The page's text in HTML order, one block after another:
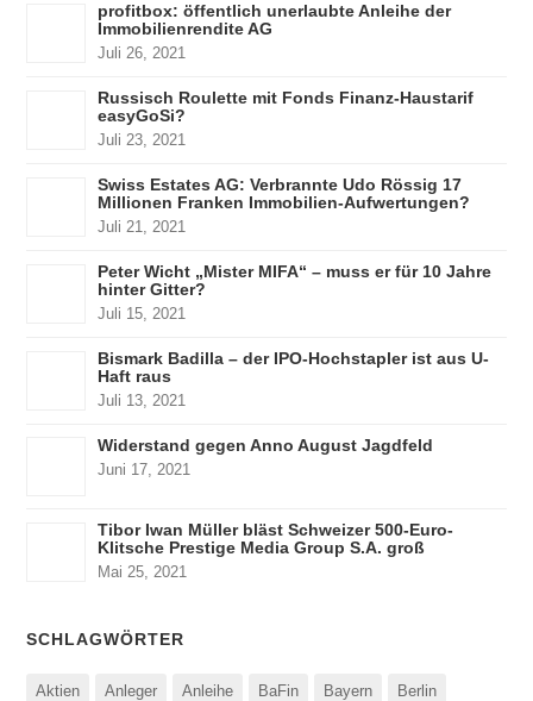
profitbox: öffentlich unerlaubte Anleihe der
Immobilienrendite AG
Juli 26, 2021
Russisch Roulette mit Fonds Finanz-Haustarif
easyGoSi?
Juli 23, 2021
Swiss Estates AG: Verbrannte Udo Rössig 17
Millionen Franken Immobilien-Aufwertungen?
Juli 21, 2021
Peter Wicht „Mister MIFA“ – muss er für 10 Jahre
hinter Gitter?
Juli 15, 2021
Bismark Badilla – der IPO-Hochstapler ist aus U-
Haft raus
Juli 13, 2021
Widerstand gegen Anno August Jagdfeld
Juni 17, 2021
Tibor Iwan Müller bläst Schweizer 500-Euro-
Klitsche Prestige Media Group S.A. groß
Mai 25, 2021
SCHLAGWÖRTER
Aktien Anleger Anleihe BaFin Bayern Berlin